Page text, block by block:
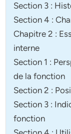
Section 3 :
Section 4 :
Chapitre 2 :
interne
Section 1 :
de la fonction
Section 2 :
Section 3 :
fonction